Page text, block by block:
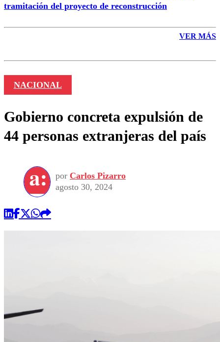
tramitación del proyecto de reconstrucción
VER MÁS
NACIONAL
Gobierno concreta expulsión de
44 personas extranjeras del país
por Carlos Pizarro
agosto 30, 2024